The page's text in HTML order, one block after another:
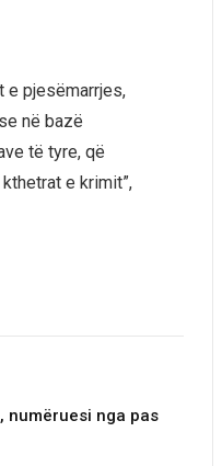
e pjesëmarrjes,
në bazë
të tyre, që
e krimit”,
numëruesi nga pas